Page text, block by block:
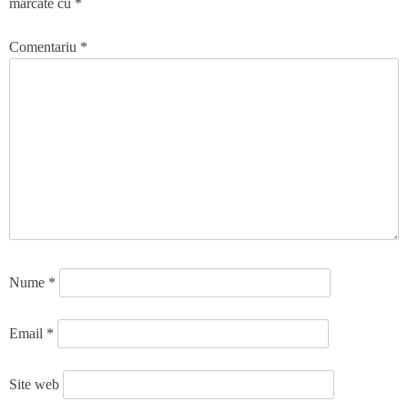
marcate cu *
Comentariu *
Nume *
Email *
Site web